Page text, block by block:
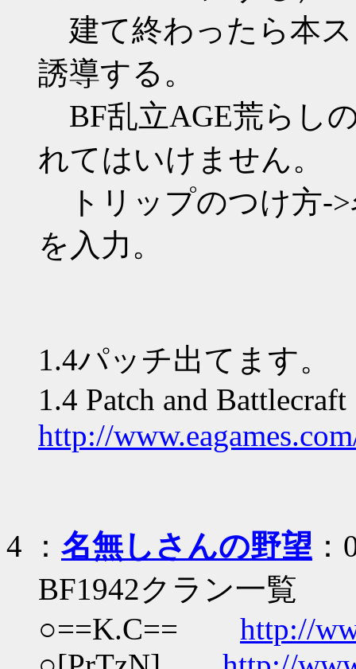
建て終わったら本
誘導する。
BF乱立AGE荒らし
れてはいけません。
トリップのつけ方->
を入力。
1.4パッチ出てます。
1.4 Patch and
http://
4 ： 名無しさんの野望
BF1942クラン一覧
○==K.C== http://